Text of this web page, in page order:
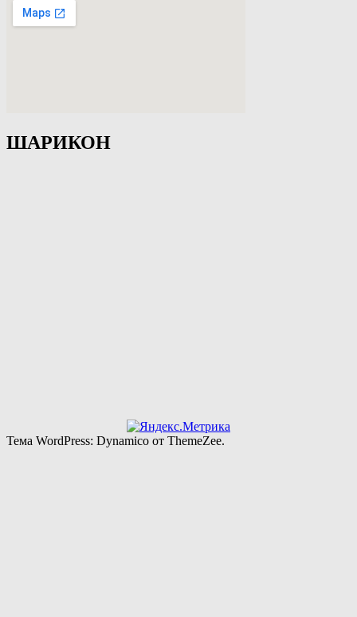
ШАРИКОН
Тема WordPress: Dynamico от ThemeZee.